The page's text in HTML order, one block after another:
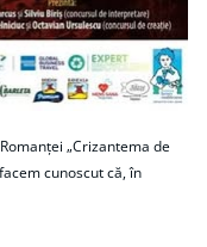
„Crizantema de
cunoscut că, în